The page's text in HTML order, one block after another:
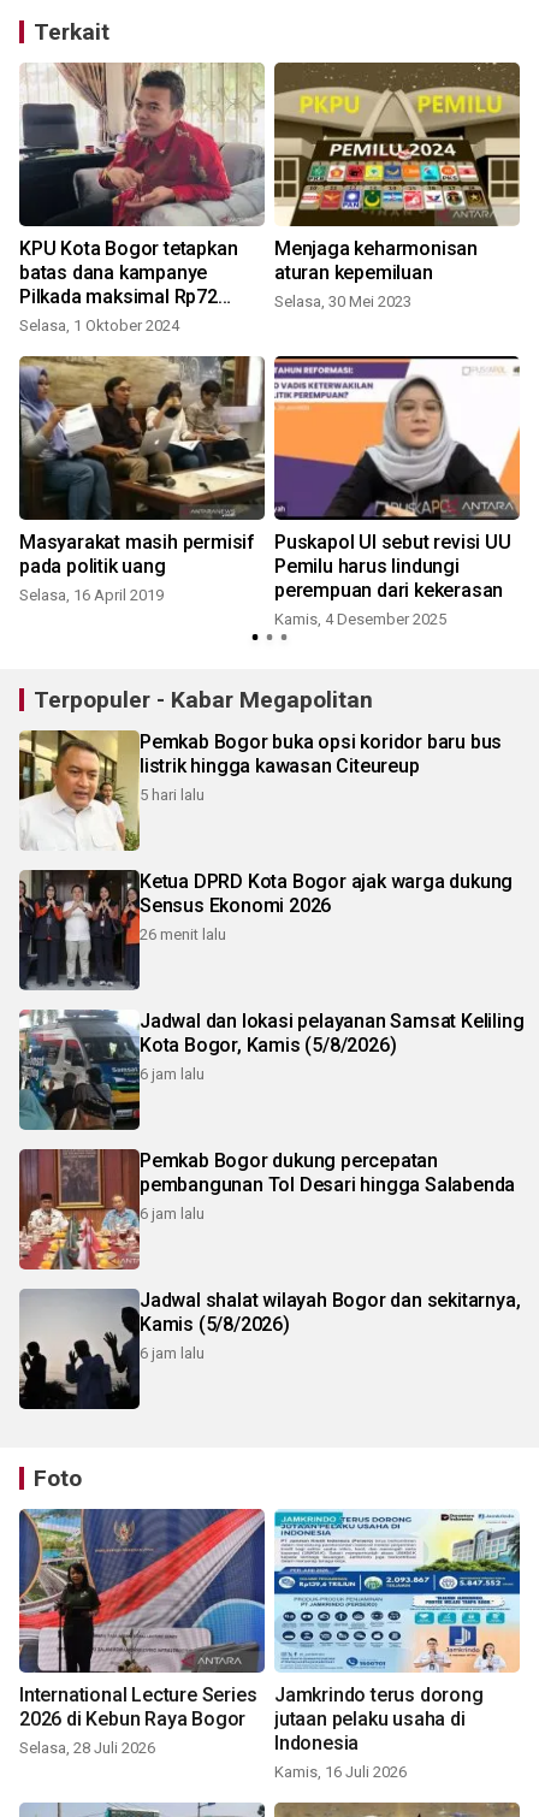
Terkait
KPU Kota Bogor tetapkan
batas dana kampanye
Pilkada maksimal Rp72
miliar
Selasa, 1 Oktober 2024
Menjaga keharmonisan
aturan kepemiluan
Selasa, 30 Mei 2023
Masyarakat masih permisif
pada politik uang
Selasa, 16 April 2019
Puskapol UI sebut revisi UU
Pemilu harus lindungi
perempuan dari kekerasan
Kamis, 4 Desember 2025
Terpopuler - Kabar Megapolitan
Pemkab Bogor buka opsi koridor baru bus
listrik hingga kawasan Citeureup
5 hari lalu
Ketua DPRD Kota Bogor ajak warga dukung
Sensus Ekonomi 2026
26 menit lalu
Jadwal dan lokasi pelayanan Samsat Keliling
Kota Bogor, Kamis (5/8/2026)
6 jam lalu
Pemkab Bogor dukung percepatan
pembangunan Tol Desari hingga Salabenda
6 jam lalu
Jadwal shalat wilayah Bogor dan sekitarnya,
Kamis (5/8/2026)
6 jam lalu
Foto
International Lecture Series
2026 di Kebun Raya Bogor
Selasa, 28 Juli 2026
Jamkrindo terus dorong
jutaan pelaku usaha di
Indonesia
Kamis, 16 Juli 2026